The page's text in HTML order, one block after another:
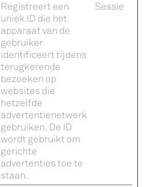
Registreert een
uniek ID die het
apparaat van de
gebruiker
identificeert tijdens
terugkerende
bezoeken op
websites die
hetzelfde
advertentienetwerk
gebruiken. De ID
wordt gebruikt om
gerichte
advertenties toe te
staan.
Sessie